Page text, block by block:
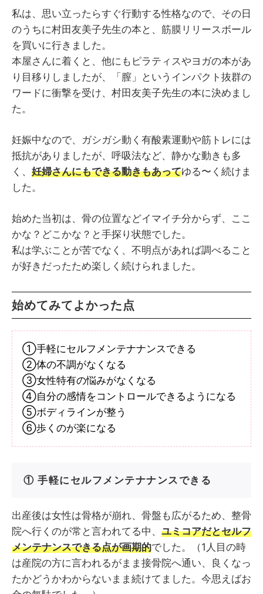
私は、思い立ったらすぐ行動する性格なので、その日
のうちに村田友美子先生の本と、筋膜リリースボール
を買いに行きました。
本屋さんに着くと、他にもピラティスやヨガの本があ
り目移りしましたが、「膣」というインパクト抜群の
ワードに衝撃を受け、村田友美子先生の本に決めまし
た。
妊娠中なので、ガシガシ動く有酸素運動や筋トレには
抵抗がありましたが、呼吸法など、静かな動きも多
く、 妊婦さんにもできる動きもあってゆる〜く続けま
した。
始めた当初は、骨の位置などイマイチ分からず、ここ
かな？どこかな？と手探り状態でした。
私は学ぶことが苦でなく、不明点があれば調べること
が好きだったため楽しく続けられました。
始めてみてよかった点
①手軽にセルフメンテナナンスできる
②体の不調がなくなる
③女性特有の悩みがなくなる
④自分の感情をコントロールできるようになる
⑤ボディラインが整う
⑥歩くのが楽になる
① 手軽にセルフメンテナナンスできる
出産後は女性は骨格が崩れ、骨盤も広がるため、整骨
院へ行くのが常と言われてる中、 ユミコアだとセルフ
メンテナンスできる点が画期的でした。（1人目の時
は産院の方に言われるがまま接骨院へ通い、良くなっ
たかどうかわからないまま続けてました。今思えばお